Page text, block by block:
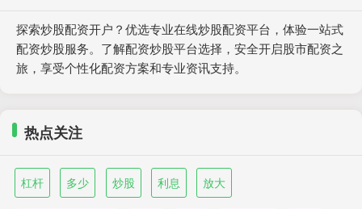
探索炒股配资开户？优选专业在线炒股配资平台，体验一站式
配资炒股服务。了解配资炒股平台选择，安全开启股市配资之
旅，享受个性化配资方案和专业资讯支持。
热点关注
杠杆 多少 炒股 利息 放大